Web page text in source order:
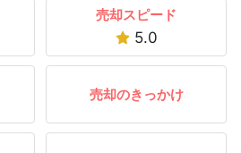
売却スピード
5.0
売却のきっかけ